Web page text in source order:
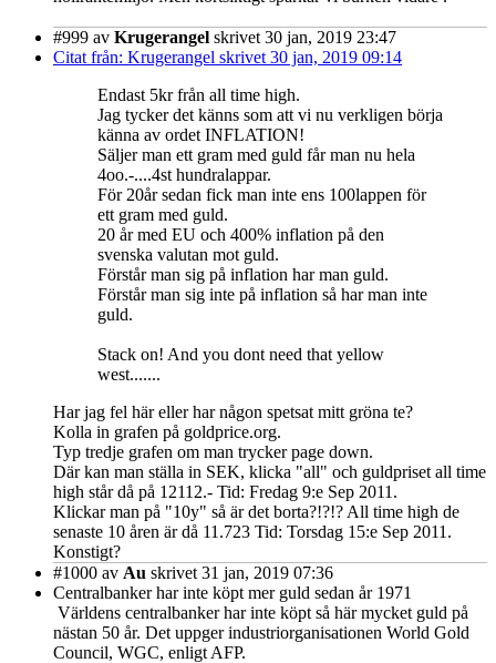
#999 av Krugerangel skrivet 30 jan, 2019 23:47
Citat från: Krugerangel skrivet 30 jan, 2019 09:14
Endast 5kr från all time high.
Jag tycker det känns som att vi nu verkligen börja
känna av ordet INFLATION!
Säljer man ett gram med guld får man nu hela
4oo.-....4st hundralappar.
För 20år sedan fick man inte ens 100lappen för
ett gram med guld.
20 år med EU och 400% inflation på den
svenska valutan mot guld.
Förstår man sig på inflation har man guld.
Förstår man sig inte på inflation så har man inte
guld.
Stack on! And you dont need that yellow
west.......
Har jag fel här eller har någon spetsat mitt gröna te?
Kolla in grafen på goldprice.org.
Typ tredje grafen om man trycker page down.
Där kan man ställa in SEK, klicka "all" och guldpriset all time
high står då på 12112.- Tid: Fredag 9:e Sep 2011.
Klickar man på "10y" så är det borta?!?!? All time high de
senaste 10 åren är då 11.723 Tid: Torsdag 15:e Sep 2011.
Konstigt?
#1000 av Au skrivet 31 jan, 2019 07:36
Centralbanker har inte köpt mer guld sedan år 1971
Världens centralbanker har inte köpt så här mycket guld på
nästan 50 år. Det uppger industriorganisationen World Gold
Council, WGC, enligt AFP.